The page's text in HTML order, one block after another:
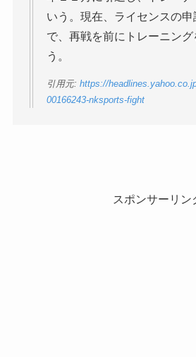
いう。現在、ライセンスの
で、再戦を前にトレーニン
う。
引用元: https://
00166243-nksports-fight
スポンサーリン